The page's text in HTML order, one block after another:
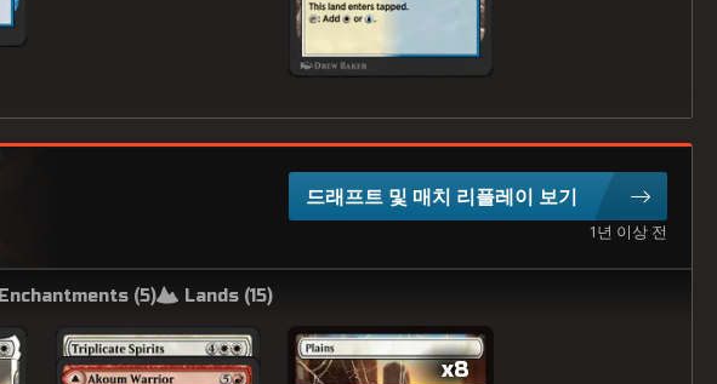
드래프트 및 매치 리플레이 보기
1년 이상 전
Enchantments (5) Lands (15)
x8